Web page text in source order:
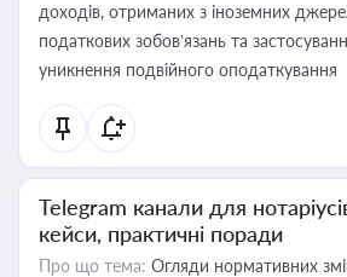
доходів, отриманих з іноземних
податкових зобов’язань та
уникнення подвійного оподаткування
Telegram канали для
кейси, практичні поради
Про що тема: Огляди нормативних